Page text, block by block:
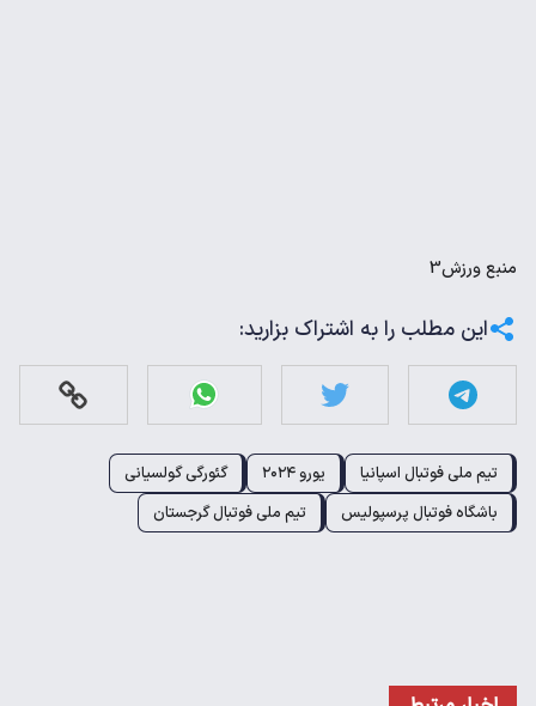
منبعورزش3
این مطلب را به اشتراک بزارید:
تیم ملی فوتبال اسپانیا یورو ۲۰۲۴
گئورگی گولسیانی
باشگاه فوتبال پرسپولیس
تیم ملی فوتبال گرجستان